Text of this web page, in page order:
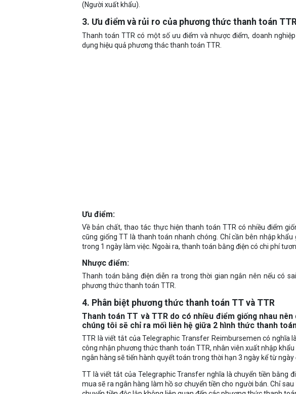
(Người xuất khẩu).
3. Ưu điểm và rủi ro của phương thức thanh toán
Thanh toán TTR có một số ưu điểm và nhược điểm, doanh
dụng hiệu quả phương thác thanh toán TTR.
Ưu điểm:
Về bản chất, thao tác thực hiện thanh toán TTR có nhiều điểm
cũng giống TT là thanh toán nhanh chóng. Chỉ cần bên nhập
trong 1 ngày làm việc. Ngoài ra, thanh toán bằng điện có chi phí
Nhược điểm:
Thanh toán bằng điện diễn ra trong thời gian ngắn nên nếu có
phương thức thanh toán TTR.
4. Phân biệt phương thức thanh toán TT và TTR
Thanh toán TT và TTR do có nhiều điểm giống nhau
chúng tôi sẽ chỉ ra mối liên hệ giữa 2 hình thức thanh
TTR là viết tắt của Telegraphic Transfer Reimbursemen có nghĩa
công nhận phương thức thanh toán TTR, nhân viên xuất nhập
ngân hàng sẽ tiến hành quyết toán trong thời hạn 3 ngày kể từ ngày
TT là viết tắt của Telegraphic Transfer nghĩa là chuyển tiền bằng
mua sẽ ra ngân hàng làm hồ sơ chuyển tiền cho người bán. Chỉ